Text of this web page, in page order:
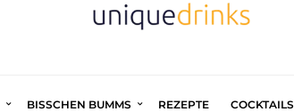
BISSCHEN BUMMS REZEPTE COCKTAILS